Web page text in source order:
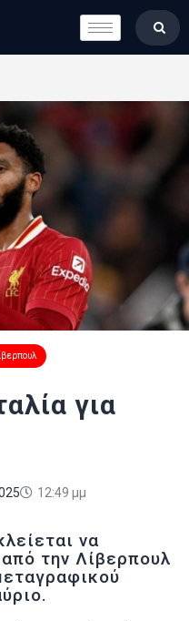
για
12:49 μμ
να
την Λίβερπουλ